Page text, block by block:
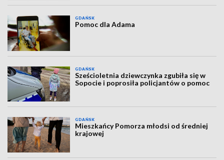
GDAŃSK
Pomoc dla Adama
GDAŃSK
Sześcioletnia dziewczynka zgubiła się w
Sopocie i poprosiła policjantów o pomoc
GDAŃSK
Mieszkańcy Pomorza młodsi od średniej
krajowej